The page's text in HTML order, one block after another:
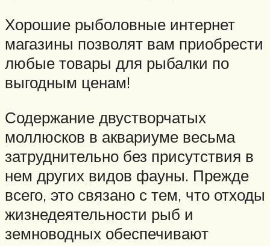
Хорошие рыболовные интернет
магазины позволят вам приобрести
любые товары для рыбалки по
выгодным ценам!
Содержание двустворчатых
моллюсков в аквариуме весьма
затруднительно без присутствия в
нем других видов фауны. Прежде
всего, это связано с тем, что отходы
жизнедеятельности рыб и
земноводных обеспечивают